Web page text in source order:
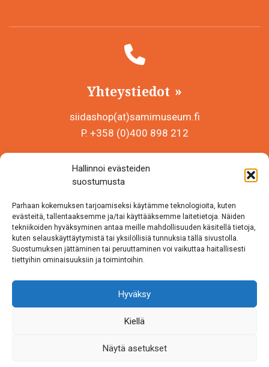
Hallinnoi evästeiden
suostumusta
Parhaan kokemuksen tarjoamiseksi käytämme teknologioita, kuten
evästeitä, tallentaaksemme ja/tai käyttääksemme laitetietoja. Näiden
tekniikoiden hyväksyminen antaa meille mahdollisuuden käsitellä tietoja,
kuten selauskäyttäytymistä tai yksilöllisiä tunnuksia tällä sivustolla.
Suostumuksen jättäminen tai peruuttaminen voi vaikuttaa haitallisesti
tiettyihin ominaisuuksiin ja toimintoihin.
Hyväksy
Kiellä
Näytä asetukset
Yhteystiedot
siidashop(at)samimuseum.fi
P. +358 (0)400 898 212
Y-tunnus 0625907-2
Inarintie 46
99870 Inari
Löydät meidät myös somesta!
Instagram
Facebook